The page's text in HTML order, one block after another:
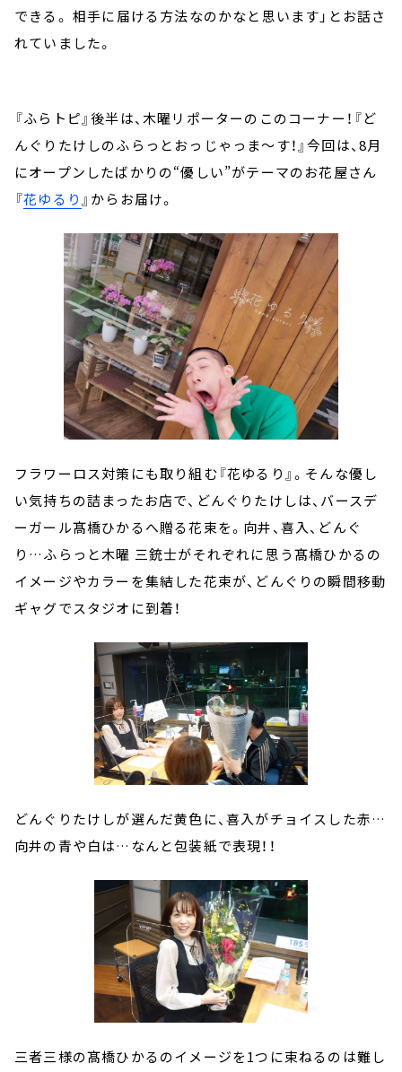
できる。 相手に届ける方法なのかなと思います」とお話さ
れていました。
『ふらトピ』後半は、木曜リポーターのこのコーナー！『ど
んぐりたけしのふらっとおっじゃっま～す！』今回は、8月
にオープンしたばかりの“優しい”がテーマのお花屋さん
『花ゆるり 』からお届け。
フラワーロス対策にも取り組む『花ゆるり』。そんな優し
い気持ちの詰まったお店で、どんぐりたけしは、バースデ
ーガール髙橋ひかるへ贈る花束を。向井、喜入、どんぐ
り…ふらっと木曜 三銃士がそれぞれに思う髙橋ひかるの
イメージやカラーを集結した花束が、どんぐりの瞬間移動
ギャグでスタジオに到着！
どんぐりたけしが選んだ黄色に、喜入がチョイスした赤…
向井の青や白は…なんと包装紙で表現！！
三者三様の髙橋ひかるのイメージを1つに束ねるのは難し